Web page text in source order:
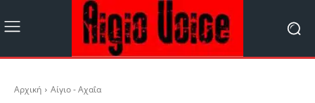
Αρχική Αίγιο - Αχαΐα